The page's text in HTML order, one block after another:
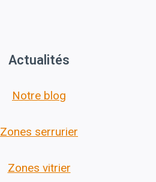
Actualités
Notre blog
Zones serrurier
Zones vitrier